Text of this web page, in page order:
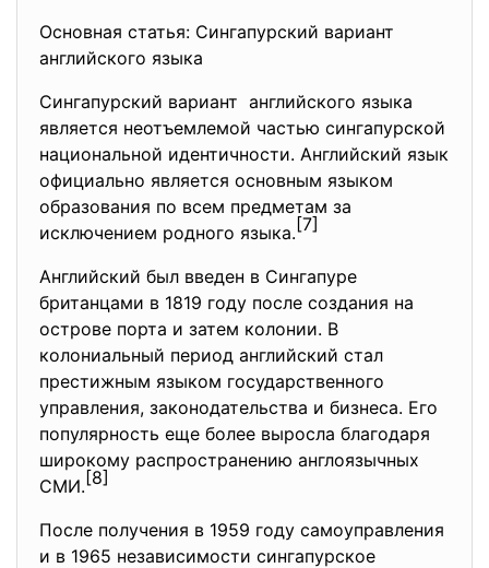
Основная статья: Сингапурский вариант
английского языка
Сингапурский вариант английского языка
является неотъемлемой частью сингапурской
национальной идентичности. Английский язык
официально является основным языком
образования по всем предметам за
исключением родного языка. [7]
Английский был введен в Сингапуре
британцами в 1819 году после создания на
острове порта и затем колонии. В
колониальный период английский стал
престижным языком государственного
управления, законодательства и бизнеса. Его
популярность еще более выросла благодаря
широкому распространению англоязычных
СМИ. [8]
После получения в 1959 году самоуправления
и в 1965 независимости сингапурское